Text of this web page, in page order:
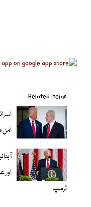
Related items
امن
ٹرمپ